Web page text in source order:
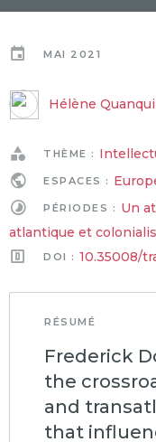
MAI 2021
Hélène
THÈME :
ESPACES :
PÉRIODES : Un
atlantique et
DOI : 10.35008/
RÉSUMÉ
Frederick
the
and
that